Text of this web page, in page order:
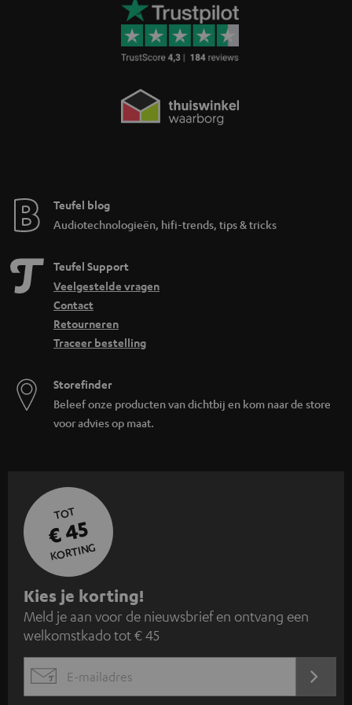
Teufel blog
Audiotechnologieën, hifi-trends, tips & tricks
Teufel Support
Veelgestelde vragen
Contact
Retourneren
Traceer bestelling
Storefinder
Beleef onze producten van dichtbij en kom naar de store
voor advies op maat.
TOT
€ 45
KORTING
A
a
n
m
e
Kies je korting!
Meld je aan voor de nieuwsbrief en ontvang een
welkomstkado tot € 45
EMAIL